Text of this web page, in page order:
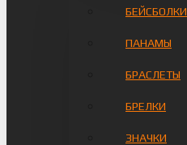
БЕЙСБОЛКИ
ПАНАМЫ
БРАСЛЕТЫ
БРЕЛКИ
ЗНАЧКИ